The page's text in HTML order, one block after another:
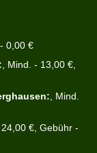
0,00 €
, Mind. - 13,00 €,
, Mind.
€, Gebühr -